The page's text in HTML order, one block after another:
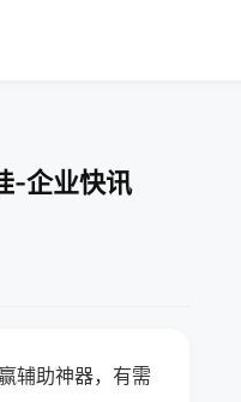
-企业快讯
辅助神器，有需